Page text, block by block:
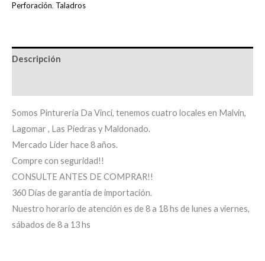
Perforación, Taladros
Descripción
Somos Pintureria Da Vinci, tenemos cuatro locales en Malvin,
Lagomar , Las Piedras y Maldonado.
Mercado Lider hace 8 años.
Compre con seguridad!!
CONSULTE ANTES DE COMPRAR!!
360 Días de garantía de importación.
Nuestro horario de atención es de 8 a 18 hs de lunes a viernes,
sábados de 8 a 13 hs